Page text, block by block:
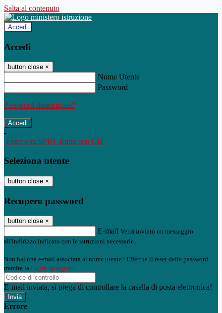
Salta al contenuto
Accedi
Accedi
button close ×
Nome Utente
Password
Password dimenticata?
-
Entra con SPID Entra con CIE
Seleziona utente
button close ×
Recupero password
button close ×
E-mail Verrà inviato un messaggio
all'indirizzo indicato con le istruzioni necessarie.
Non hai una e-mail associata al nome utente? Effettua il reset della password
tramite la Login Spaggiari
E-mail inviata, si prega di controllare la casella di posta elettronica!
Errore